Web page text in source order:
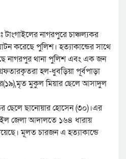
টাংগাইলের নাগরপুরে চাঞ্চল্যকর
করেছে পুলিশ। হত্যাকান্ডের সাথে
নাগরপুর থানা পুলিশ এবং এক জন
হল-ধুবড়িয়া পূর্বপাড়া
মুকুল মিয়ার ছেলে আসাদুল
ছেলে ছানোয়ার হোসেন (৩০)।এর
জেলা আদালতে ১৬৪ ধারায়
মূলত চারজন এ হত্যাকান্ডে